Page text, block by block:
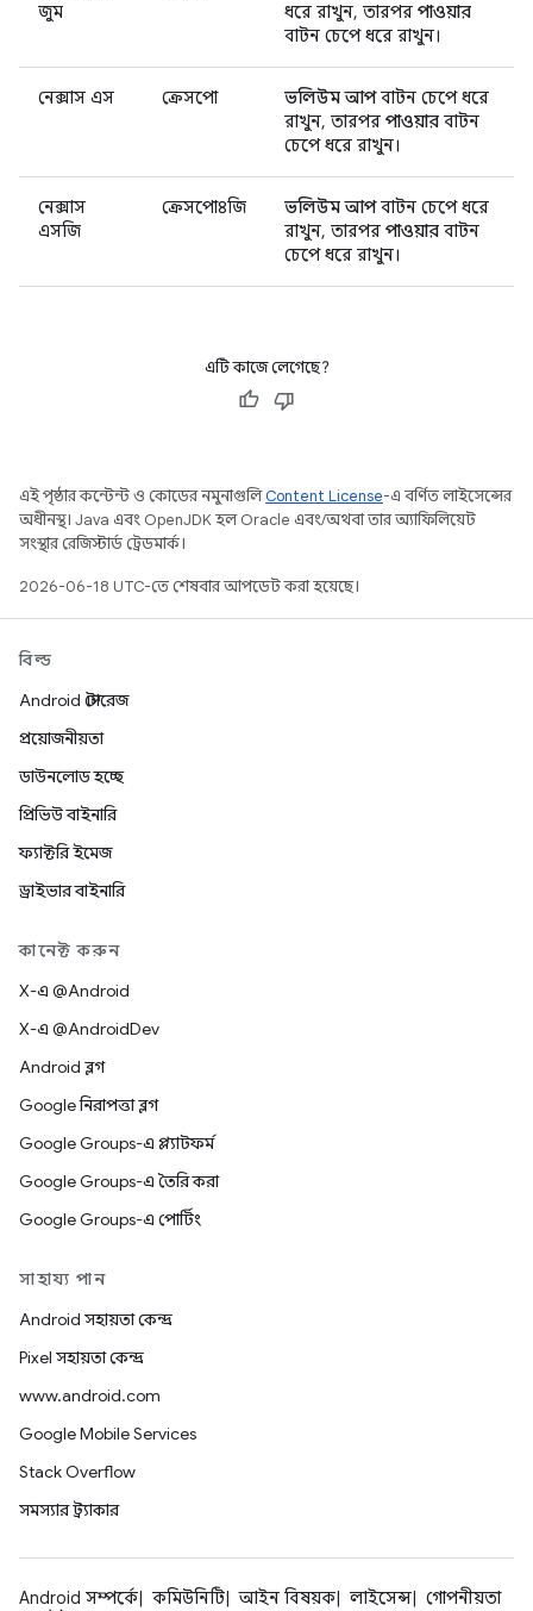
জুম
ধরে রাখুন, তারপর পাওয়ার
বাটন চেপে ধরে রাখুন।
নেক্সাস এস ক্রেসপো ভলিউম আপবাটন চেপে ধরে
রাখুন, তারপর পাওয়ার বাটন
চেপে ধরে রাখুন।
নেক্সাস
এসজি
ক্রেসপো৪জি ভলিউম আপবাটন চেপে ধরে
রাখুন, তারপর পাওয়ার বাটন
চেপে ধরে রাখুন।
এটি কাজে লেগেছে?
এই পৃষ্ঠার কন্টেন্ট ও কোডের নমুনাগুলিContent License-এ বর্ণিত লাইসেন্সের
অধীনস্থ। Java এবং OpenJDK হল Oracle এবং/অথবা তার অ্যাফিলিয়েট
সংস্থার রেজিস্টার্ড ট্রেডমার্ক।
2026-06-18 UTC-তে শেষবার আপডেট করা হয়েছে।
বিল্ড
Android স্টোরেজ
প্রয়োজনীয়তা
ডাউনলোড হচ্ছে
প্রিভিউ বাইনারি
ফ্যাক্টরি ইমেজ
ড্রাইভার বাইনারি
কানেক্ট করুন
X-এ @Android
X-এ @AndroidDev
Android ব্লগ
Google নিরাপত্তা ব্লগ
Google Groups-এ প্ল্যাটফর্ম
Google Groups-এ তৈরি করা
Google Groups-এ পোর্টিং
সাহায্য পান
Android সহায়তা কেন্দ্র
Pixel সহায়তা কেন্দ্র
www.android.com
Google Mobile Services
Stack Overflow
সমস্যার ট্র্যাকার
Android সম্পর্কে কমিউনিটি আইন বিষয়ক লাইসেন্স
গোপনীয়তা